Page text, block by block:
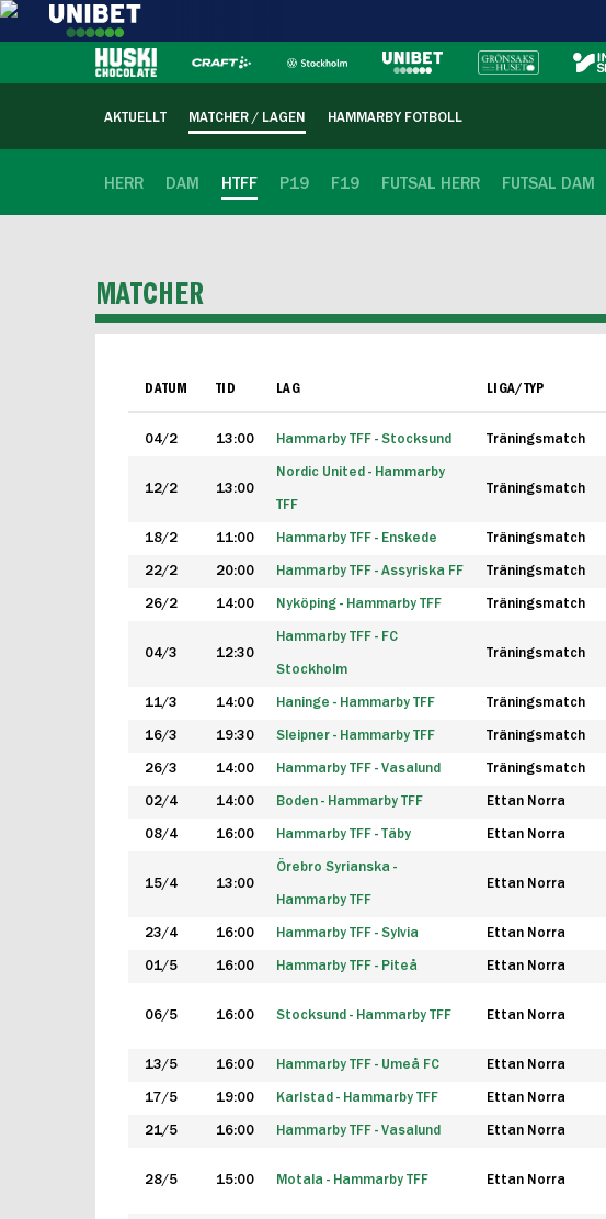
AKTUELLT MATCHER / LAGEN HAMMARBY FOTBOLL
HERR DAM HTFF P19 F19 FUTSAL HERR FUTSAL DAM
MATCHER
DATUM TID LAG LIGA/TYP
04/2 13:00 Hammarby TFF - Stocksund Träningsmatch
12/2 13:00
Nordic United - Hammarby
TFF
Träningsmatch
18/2 11:00 Hammarby TFF - Enskede Träningsmatch
22/2 20:00 Hammarby TFF - Assyriska FF Träningsmatch
26/2 14:00 Nyköping - Hammarby TFF Träningsmatch
04/3 12:30
Hammarby TFF - FC
Stockholm
Träningsmatch
11/3 14:00 Haninge - Hammarby TFF Träningsmatch
16/3 19:30 Sleipner - Hammarby TFF Träningsmatch
26/3 14:00 Hammarby TFF - Vasalund Träningsmatch
02/4 14:00 Boden - Hammarby TFF Ettan Norra
08/4 16:00 Hammarby TFF - Täby Ettan Norra
15/4 13:00
Örebro Syrianska -
Hammarby TFF
Ettan Norra
23/4 16:00 Hammarby TFF - Sylvia Ettan Norra
01/5 16:00 Hammarby TFF - Piteå Ettan Norra
06/5 16:00 Stocksund - Hammarby TFF Ettan Norra
13/5 16:00 Hammarby TFF - Umeå FC Ettan Norra
17/5 19:00 Karlstad - Hammarby TFF Ettan Norra
21/5 16:00 Hammarby TFF - Vasalund Ettan Norra
28/5 15:00 Motala - Hammarby TFF Ettan Norra